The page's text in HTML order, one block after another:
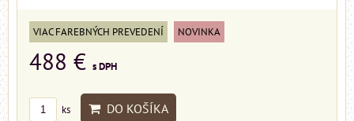
VIAC FAREBNÝCH PREVEDENÍ NOVINKA
488 € s DPH
ks DO KOŠÍKA